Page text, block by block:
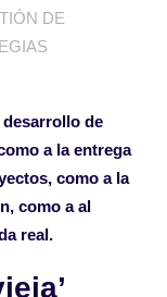
DE
de
a la entrega
como a la
como a al
real.